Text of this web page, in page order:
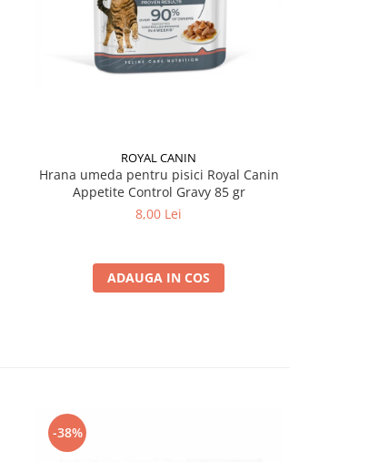
ROYAL CANIN
Hrana umeda pentru pisici Royal Canin
Appetite Control Gravy 85 gr
8,00 Lei
ADAUGA IN COS
-38%